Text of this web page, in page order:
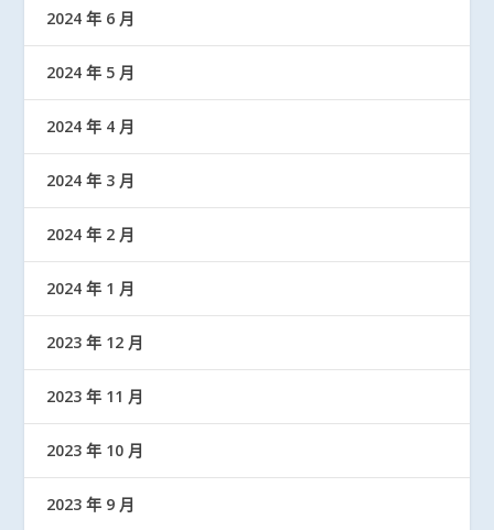
2024 年 6 月
2024 年 5 月
2024 年 4 月
2024 年 3 月
2024 年 2 月
2024 年 1 月
2023 年 12 月
2023 年 11 月
2023 年 10 月
2023 年 9 月